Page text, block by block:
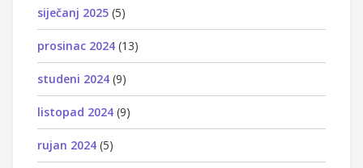
siječanj 2025 (5)
prosinac 2024 (13)
studeni 2024 (9)
listopad 2024 (9)
rujan 2024 (5)